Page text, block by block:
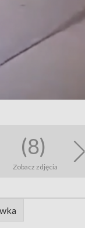
(8)
Zobacz zdjęcia